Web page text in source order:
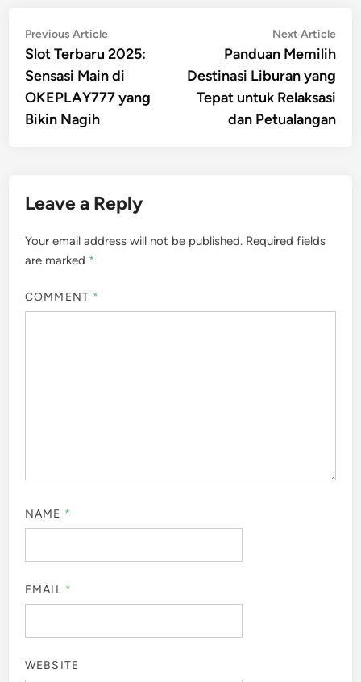
Post
navigation
Previous ArticlePrevious
article:
Slot Terbaru 2025:
Sensasi Main di
OKEPLAY777 yang
Bikin Nagih
Next Article
Panduan Memilih
Destinasi Liburan yang
Tepat untuk Relaksasi
dan Petualangan
Leave a Reply
Your email address will not be published. Required fields
are marked *
COMMENT *
NAME *
EMAIL *
WEBSITE